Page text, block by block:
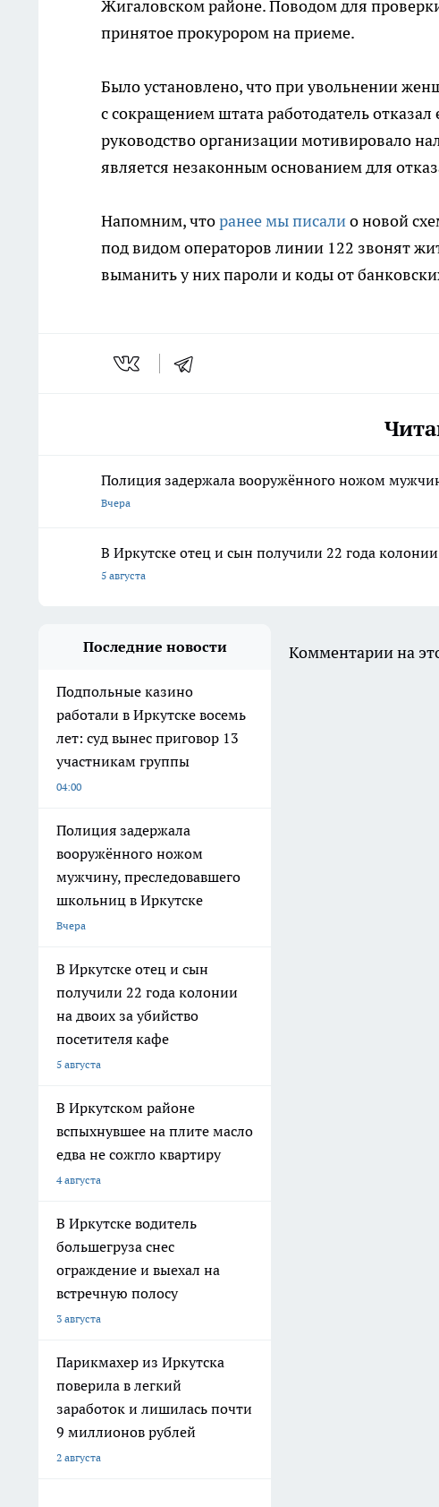
Жигаловском районе. Поводом для
принятое прокурором на приеме.
Было установлено, что при увольнении
с сокращением штата работодатель
руководство организации мотивировало
является незаконным основанием для
Напомним, чторанее мы писалио новой
под видом операторов линии 122 звонят
выманить у них пароли и коды от
Полиция задержала вооружённого ножом
Вчера
В Иркутске отец и сын получили 22 года
5 августа
Последние новости
Подпольные казино
работали в Иркутске восемь
лет: суд вынес приговор 13
участникам группы
04:00
Полиция задержала
вооружённого ножом
мужчину, преследовавшего
школьниц в Иркутске
Вчера
В Иркутске отец и сын
получили 22 года колонии
на двоих за убийство
посетителя кафе
5 августа
В Иркутском районе
вспыхнувшее на плите масло
едва не сожгло квартиру
4 августа
В Иркутске водитель
большегруза снес
ограждение и выехал на
встречную полосу
3 августа
Парикмахер из Иркутска
поверила в легкий
заработок и лишилась почти
9 миллионов рублей
2 августа
Комментарии на